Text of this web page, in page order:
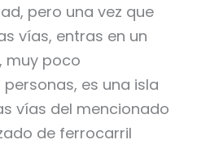
pero una vez que
vías, entras en un
muy poco
es una isla
vías del mencionado
de ferrocarril